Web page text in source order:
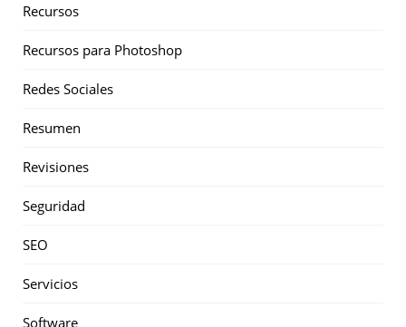
Recursos
Recursos para Photoshop
Redes Sociales
Resumen
Revisiones
Seguridad
SEO
Servicios
Software